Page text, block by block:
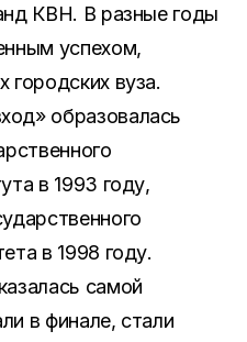
КВН. В разные годы
успехом,
городских вуза.
образовалась
в 1993 году,
в 1998 году.
самой
в финале, стали